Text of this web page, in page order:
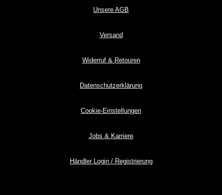
Unsere AGB
Versand
Widerruf & Retouren
Datenschutzerklärung
Cookie-Einstellungen
Jobs & Karriere
Händler Login / Registrierung